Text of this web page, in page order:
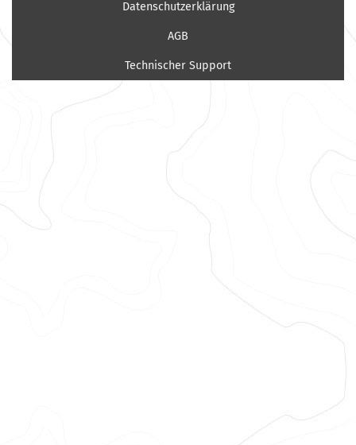
Datenschutzerklärung
AGB
Technischer Support